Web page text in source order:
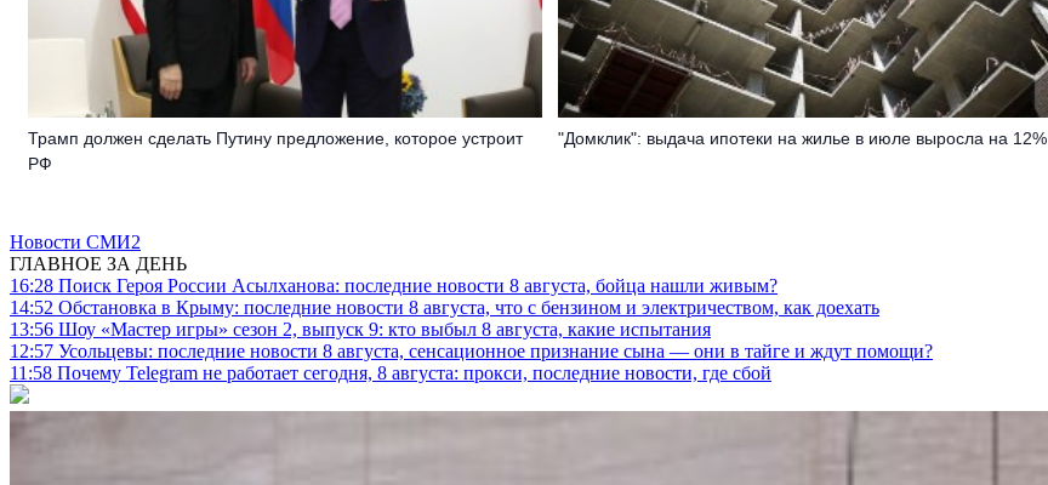
Трамп должен сделать Путину предложение, которое устроит
РФ
"Домклик": выдача ипотеки на жилье в июле выросла на 12%
Новости СМИ2
ГЛАВНОЕ ЗА ДЕНЬ
16:28 Поиск Героя России Асылханова: последние новости 8 августа, бойца нашли живым?
14:52 Обстановка в Крыму: последние новости 8 августа, что с бензином и электричеством, как доехать
13:56 Шоу «Мастер игры» сезон 2, выпуск 9: кто выбыл 8 августа, какие испытания
12:57 Усольцевы: последние новости 8 августа, сенсационное признание сына — они в тайге и ждут помощи?
11:58 Почему Telegram не работает сегодня, 8 августа: прокси, последние новости, где сбой